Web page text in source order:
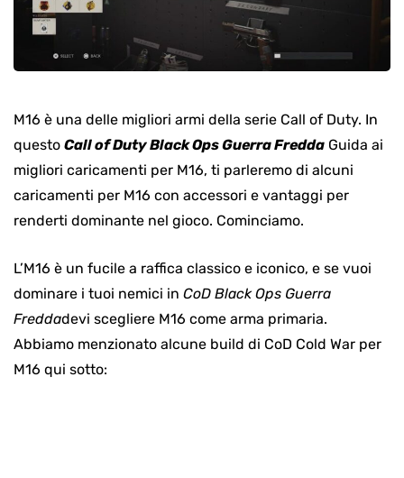
M16 è una delle migliori armi della serie Call of Duty. In
questo Call of Duty Black Ops Guerra Fredda Guida ai
migliori caricamenti per M16, ti parleremo di alcuni
caricamenti per M16 con accessori e vantaggi per
renderti dominante nel gioco. Cominciamo.
L’M16 è un fucile a raffica classico e iconico, e se vuoi
dominare i tuoi nemici in CoD Black Ops Guerra
Freddadevi scegliere M16 come arma primaria.
Abbiamo menzionato alcune build di CoD Cold War per
M16 qui sotto: